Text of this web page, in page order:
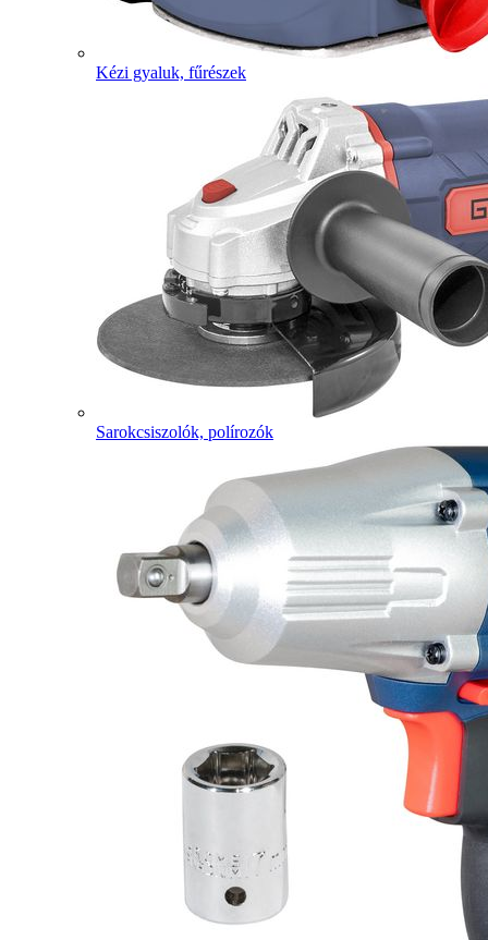
Kézi gyaluk, fűrészek
Sarokcsiszolók, polírozók